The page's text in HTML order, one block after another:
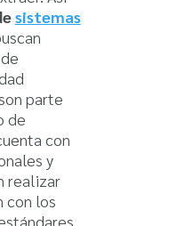
sistemas
parte
de
con
y
realizar
con los